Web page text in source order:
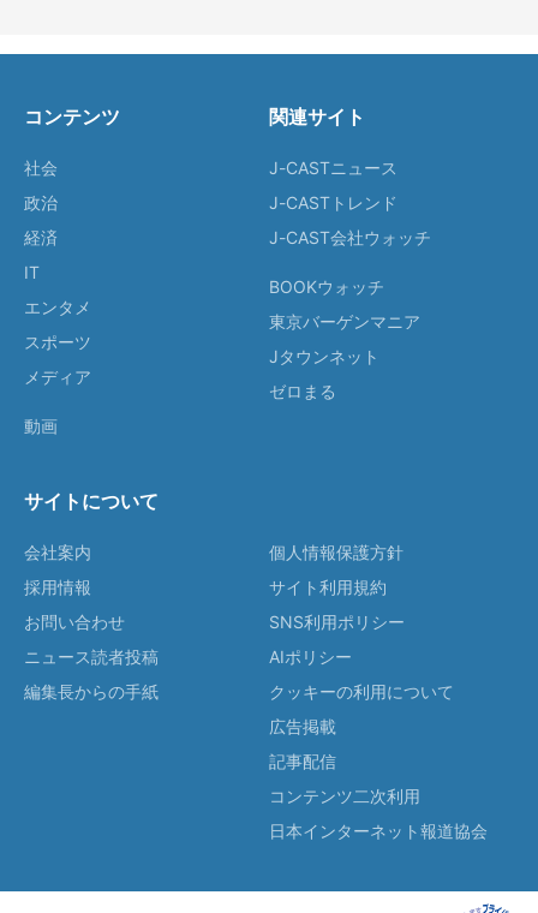
コンテンツ
社会
政治
経済
IT
エンタメ
スポーツ
メディア
動画
関連サイト
J-CASTニュース
J-CASTトレンド
J-CAST会社ウォッチ
BOOKウォッチ
東京バーゲンマニア
Jタウンネット
ゼロまる
サイトについて
会社案内
採用情報
お問い合わせ
ニュース読者投稿
編集長からの手紙
個人情報保護方針
サイト利用規約
SNS利用ポリシー
AIポリシー
クッキーの利用について
広告掲載
記事配信
コンテンツ二次利用
日本インターネット報道協会